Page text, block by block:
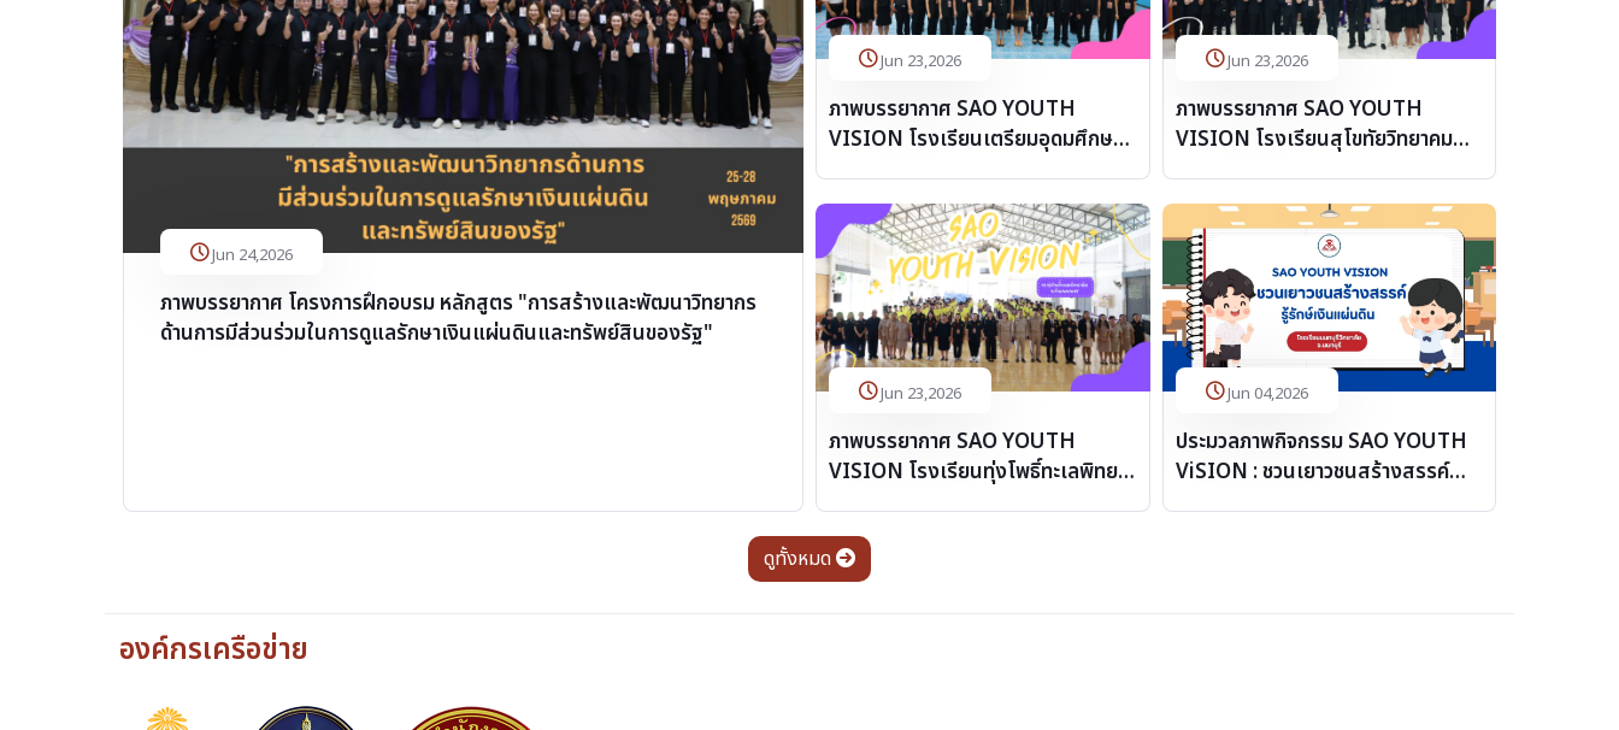
Jun 24,2026
ภาพบรรยากาศ โครงการฝึกอบรม หลักสูตร "การสร้างและพัฒนาวิทยากร
ด้านการมีส่วนร่วมในการดูแลรักษาเงินแผ่นดินและทรัพย์สินของรัฐ"
Jun 23,2026
ภาพบรรยากาศ SAO YOUTH
VISION โรงเรียนเตรียมอุดมศึกษา
Jun 23,2026
ภาพบรรยากาศ SAO YOUTH
VISION โรงเรียนสุโขทัยวิทยาคม
Jun 23,2026
ภาพบรรยากาศ SAO YOUTH
VISION โรงเรียนทุ่งโพธิ์ทะเลพิทยา
Jun 04,2026
ประมวลภาพกิจกรรม SAO YOUTH
ViSION : ชวนเยาวชนสร้างสรรค์
ดูทั้งหมด
องค์กรเครือข่าย